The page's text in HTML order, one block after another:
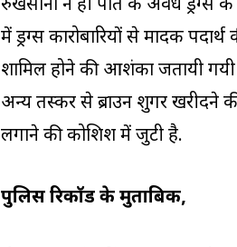
रुखसाना ने ही पति के अवैध ड्रग्स के
में ड्रग्स कारोबारियों से मादक
शामिल होने की आशंका जतायी
अन्य तस्कर से ब्राउन शुगर खरीदने
लगाने की कोशिश में जुटी है.
पुलिस रिकॉर्ड के मुताबिक,